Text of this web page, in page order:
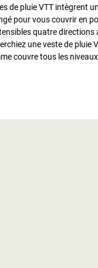
de pluie VTT intègrent
pour vous couvrir en
quatre
une veste de pluie
couvre tous les